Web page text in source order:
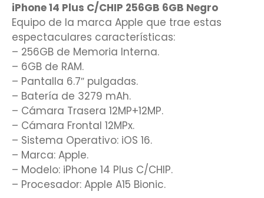
iPhone 14 Plus C/CHIP 256GB 6GB Negro
Equipo de la marca Apple que trae estas
espectaculares características:
– 256GB de Memoria Interna.
– 6GB de RAM.
– Pantalla 6.7″ pulgadas.
– Batería de 3279 mAh.
– Cámara Trasera 12MP+12MP.
– Cámara Frontal 12MPx.
– Sistema Operativo: iOS 16.
– Marca: Apple.
– Modelo: iPhone 14 Plus C/CHIP.
– Procesador: Apple A15 Bionic.